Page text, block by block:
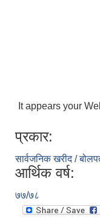
It appears your
प्रकार:
सार्वजनिक खरीद /
आर्थिक वर्ष:
७७/७८